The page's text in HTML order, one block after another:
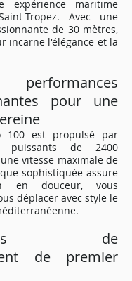
expérience maritime
Tropez. Avec une
de 30 mètres,
incarne l'élégance et la
pour une
100 est propulsé par
puissants de 2400
vitesse maximale de
sophistiquée assure
en douceur, vous
déplacer avec style le
de
de premier